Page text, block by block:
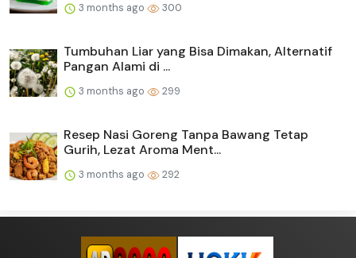
3 months ago 300
Tumbuhan Liar yang Bisa Dimakan, Alternatif
Pangan Alami di ...
3 months ago 299
Resep Nasi Goreng Tanpa Bawang Tetap
Gurih, Lezat Aroma Ment...
3 months ago 292